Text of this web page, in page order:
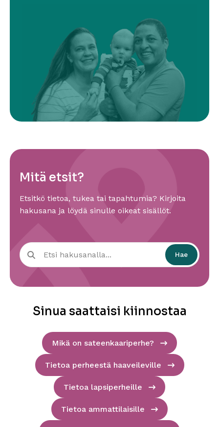
Mitä etsit?
Etsitkö tietoa, tukea tai tapahtumia? Kirjoita
hakusana ja löydä sinulle oikeat sisällöt.
Hae
sisältöä
Hae
Sinua saattaisi kiinnostaa
Mikä on sateenkaariperhe?
Tietoa perheestä haaveileville
Tietoa lapsiperheille
Tietoa ammattilaisille